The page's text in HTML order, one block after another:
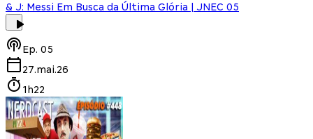
& J: Messi Em Busca da Última Glória | JNEC 05
Ep. 05
27.mai.26
1h22